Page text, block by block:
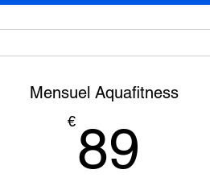
Mensuel Aquafitness
€89